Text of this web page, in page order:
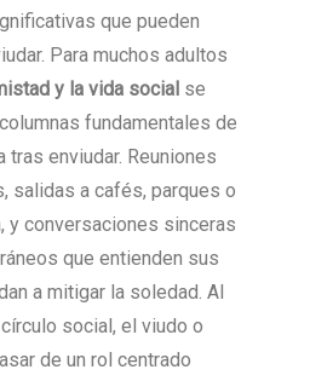
que pueden
Para muchos adultos
y la vida social se
fundamentales de
tras enviudar. Reuniones
salidas a cafés, parques o
y conversaciones sinceras
que entienden sus
a mitigar la soledad. Al
social, el viudo o
de un rol centrado